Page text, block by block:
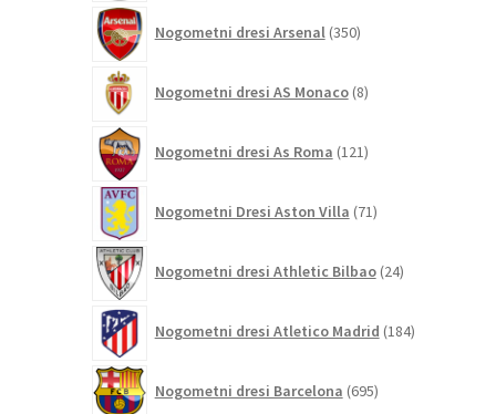
Nogometni dresi Arsenal 350izdelkov
Nogometni dresi AS Monaco 8izdelkov
Nogometni dresi As Roma 121izdelkov
Nogometni Dresi Aston Villa 71izdelkov
Nogometni dresi Athletic Bilbao 24izdelkov
Nogometni dresi Atletico Madrid 184izdelkov
Nogometni dresi Barcelona 695izdelkov